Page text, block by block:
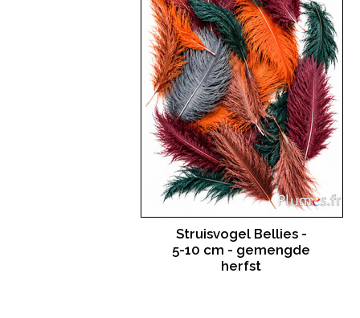
Struisvogel Bellies -
5-10 cm - gemengde
herfst